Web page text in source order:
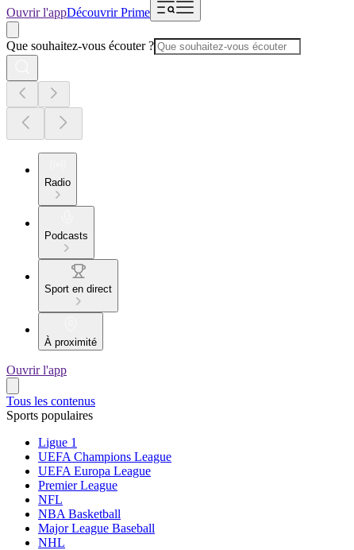
Ouvrir l'appDécouvrir Prime
Que souhaitez-vous écouter ?
Radio
Podcasts
Sport en direct
À proximité
Ouvrir l'app
Tous les contenus
Sports populaires
Ligue 1
UEFA Champions League
UEFA Europa League
Premier League
NFL
NBA Basketball
Major League Baseball
NHL